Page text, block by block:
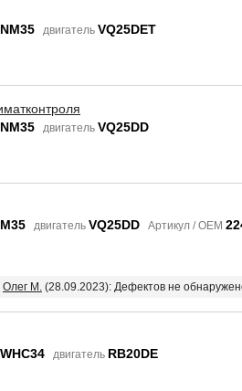
NM35 двигатель VQ25DET
NM35 двигатель VQ25DD
M35 двигатель VQ25DD Артикул / OEM
Олег М. (28.09.2023): Дефектов не
WHC34 двигатель RB20DE